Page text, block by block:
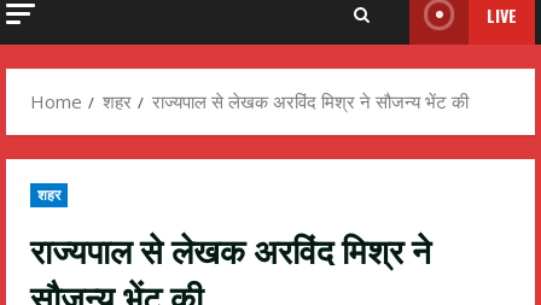
LIVE
Home शहर राज्यपाल से लेखक अरविंद मिश्र ने सौजन्य भेंट की
शहर
राज्यपाल से लेखक अरविंद मिश्र ने